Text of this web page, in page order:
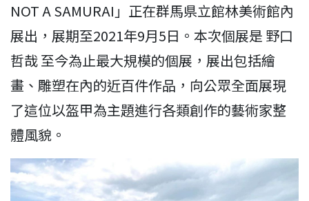
NOT A SAMURAI」正在群馬県立館林美術館內
展出，展期至2021年9月5日。本次個展是 野口
哲哉 至今為止最大規模的個展，展出包括繪
畫、雕塑在內的近百件作品，向公眾全面展現
了這位以盔甲為主題進行各類創作的藝術家整
體風貌。